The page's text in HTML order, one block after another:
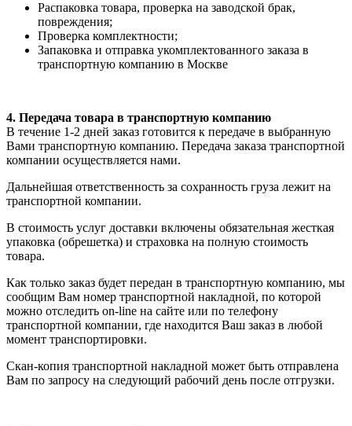
Распаковка товара, проверка на заводской брак,
повреждения;
Проверка комплектности;
Запаковка и отправка укомплектованного заказа в
транспортную компанию в Москве
4. Передача товара в транспортную компанию
В течение 1-2 дней заказ готовится к передаче в выбранную
Вами транспортную компанию. Передача заказа транспортной
компании осуществляется нами.
Дальнейшая ответственность за сохранность груза лежит на
транспортной компании.
В стоимость услуг доставки включены обязательная жесткая
упаковка (обрешетка) и страховка на полную стоимость
товара.
Как только заказ будет передан в транспортную компанию, мы
сообщим Вам номер транспортной накладной, по которой
можно отследить on-line на сайте или по телефону
транспортной компании, где находится Ваш заказ в любой
момент транспортировки.
Скан-копия транспортной накладной может быть отправлена
Вам по запросу на следующий рабочий день после отгрузки.